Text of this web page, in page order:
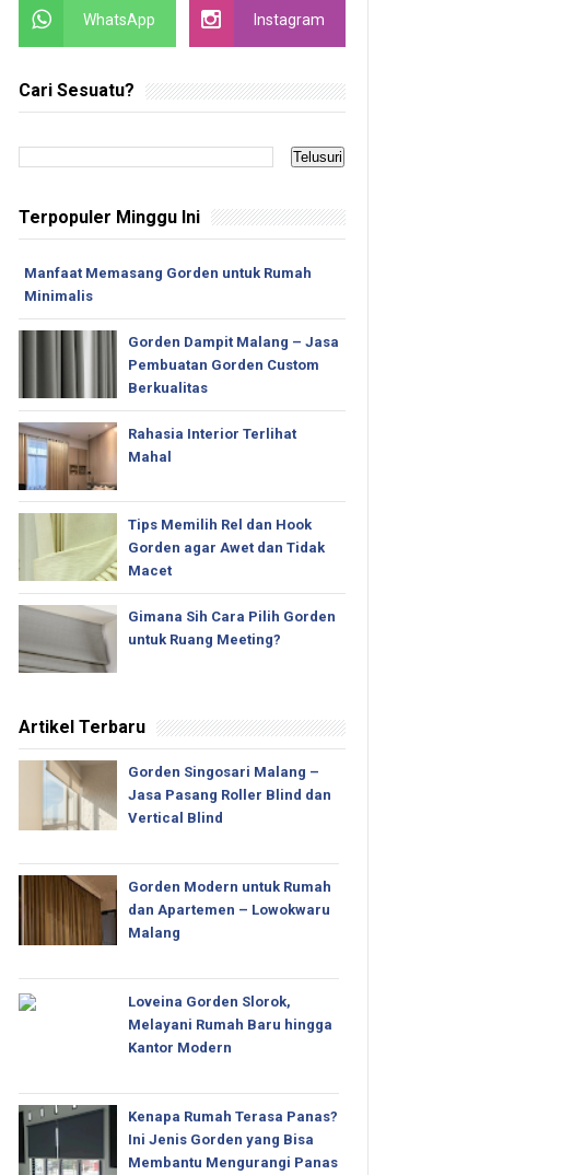
WhatsApp Instagram
Cari Sesuatu?
Terpopuler Minggu Ini
Manfaat Memasang Gorden untuk Rumah
Minimalis
Gorden Dampit Malang – Jasa
Pembuatan Gorden Custom
Berkualitas
Rahasia Interior Terlihat
Mahal
Tips Memilih Rel dan Hook
Gorden agar Awet dan Tidak
Macet
Gimana Sih Cara Pilih Gorden
untuk Ruang Meeting?
Artikel Terbaru
Gorden Singosari Malang –
Jasa Pasang Roller Blind dan
Vertical Blind
Gorden Modern untuk Rumah
dan Apartemen – Lowokwaru
Malang
Loveina Gorden Slorok,
Melayani Rumah Baru hingga
Kantor Modern
Kenapa Rumah Terasa Panas?
Ini Jenis Gorden yang Bisa
Membantu Mengurangi Panas